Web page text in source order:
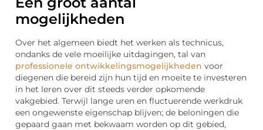
mogelijkheden
Over het algemeen biedt het werken als technicus,
ondanks de vele moeilijke uitdagingen, tal van
professionele ontwikkelingsmogelijkheden voor
diegenen die bereid zijn hun tijd en moeite te investeren
in het leren over dit steeds verder opkomende
vakgebied. Terwijl lange uren en fluctuerende werkdruk
een ongewenste eigenschap blijven; de beloningen die
gepaard gaan met bekwaam worden op dit gebied,